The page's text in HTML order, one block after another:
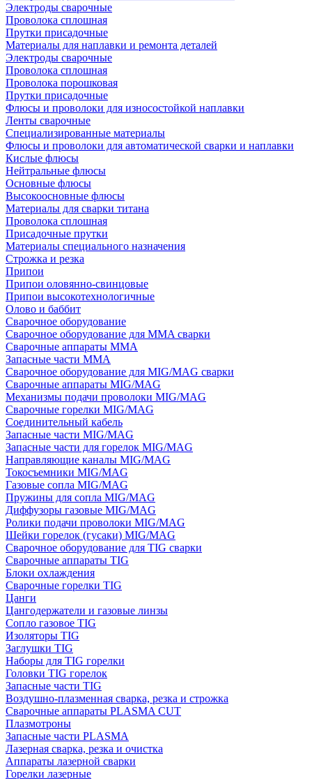
Электроды сварочные
Проволока сплошная
Прутки присадочные
Материалы для наплавки и ремонта деталей
Электроды сварочные
Проволока сплошная
Проволока порошковая
Прутки присадочные
Флюсы и проволоки для износостойкой наплавки
Ленты сварочные
Специализированные материалы
Флюсы и проволоки для автоматической сварки и наплавки
Кислые флюсы
Нейтральные флюсы
Основные флюсы
Высокоосновные флюсы
Материалы для сварки титана
Проволока сплошная
Присадочные прутки
Материалы специального назначения
Строжка и резка
Припои
Припои оловянно-свинцовые
Припои высокотехнологичные
Олово и баббит
Сварочное оборудование
Сварочное оборудование для MMA сварки
Сварочные аппараты MMA
Запасные части MMA
Сварочное оборудование для MIG/MAG сварки
Сварочные аппараты MIG/MAG
Механизмы подачи проволоки MIG/MAG
Сварочные горелки MIG/MAG
Соединительный кабель
Запасные части MIG/MAG
Запасные части для горелок MIG/MAG
Направляющие каналы MIG/MAG
Токосъемники MIG/MAG
Газовые сопла MIG/MAG
Пружины для сопла MIG/MAG
Диффузоры газовые MIG/MAG
Ролики подачи проволоки MIG/MAG
Шейки горелок (гусаки) MIG/MAG
Сварочное оборудование для TIG сварки
Сварочные аппараты TIG
Блоки охлаждения
Сварочные горелки TIG
Цанги
Цангодержатели и газовые линзы
Сопло газовое TIG
Изоляторы TIG
Заглушки TIG
Наборы для TIG горелки
Головки TIG горелок
Запасные части TIG
Воздушно-плазменная сварка, резка и строжка
Сварочные аппараты PLASMA CUT
Плазмотроны
Запасные части PLASMA
Лазерная сварка, резка и очистка
Аппараты лазерной сварки
Горелки лазерные